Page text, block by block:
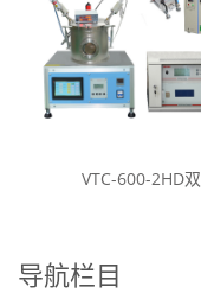
VTC-600-2HD双
导航栏目